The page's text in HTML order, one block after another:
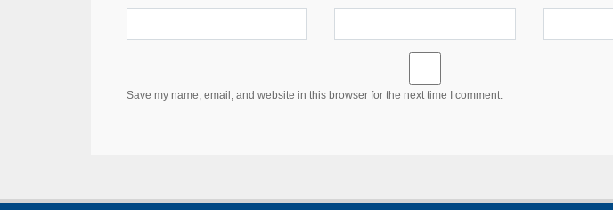
Save my name, email, and website in this browser for the next time I comment.